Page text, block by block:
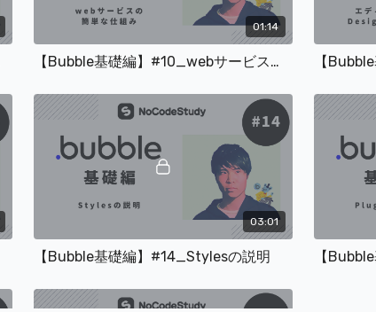
け
・
・
01:14
【Bubble基礎編】#10_webサービスの簡単な仕組み
03:01
【Bubble基礎編】#14_Stylesの説明 【